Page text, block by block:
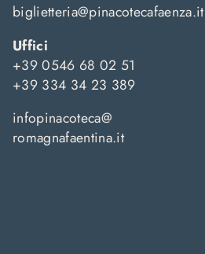
biglietteria@pinacotecafaenza.it
Uffici
+39 0546 68 02 51
+39 334 34 23 389
infopinacoteca@
romagnafaentina.it